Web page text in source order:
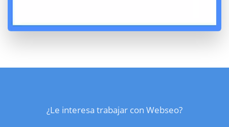
¿Le interesa trabajar con Webseo?